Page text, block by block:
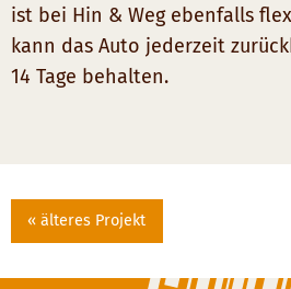
ist bei Hin & Weg ebenfalls
kann das Auto jederzeit
14 Tage behalten.
« älteres Projekt